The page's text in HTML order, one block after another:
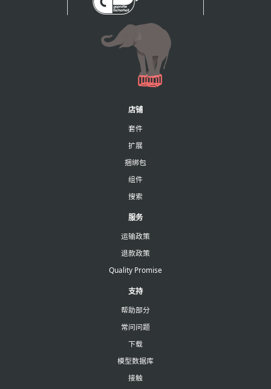
店铺
套件
扩展
捆绑包
组件
搜索
服务
运输政策
退款政策
Quality Promise
支持
帮助部分
常问问题
下载
模型数据库
接触